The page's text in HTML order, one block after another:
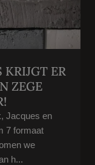
KRIJGT ER
ZEGE
Jacques en
7 formaat
we
h...